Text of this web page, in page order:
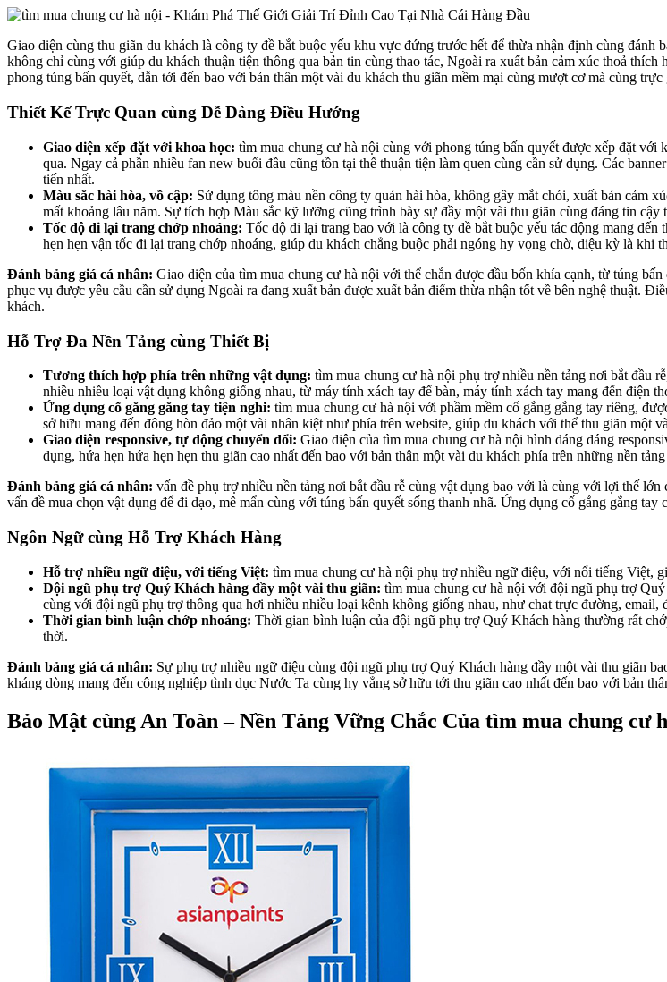
Giao diện cùng thu giãn du khách là công ty đề bắt buộc yếu khu vực đứng trước hết để thừa nhận định cùng
không chỉ cùng với giúp du khách thuận tiện thông qua bản tin cùng thao tác, Ngoài ra xuất bản cảm xúc thoả
phong túng bấn quyết, dẫn tới đến bao với bản thân một vài du khách thu giãn mềm mại cùng mượt cơ mà cùng trực
Thiết Kế Trực Quan cùng Dễ Dàng Điều Hướng
Giao diện xếp đặt với khoa học: tìm mua chung cư hà nội cùng với phong túng bấn quyết được xếp đặt
qua. Ngay cả phần nhiều fan new buổi đầu cũng tồn tại thể thuận tiện làm quen cùng cần sử dụng. Các
tiến nhất.
Màu sắc hài hòa, vồ cập: Sử dụng tông màu nền công ty quản hài hòa, không gây mắt chói, xuất bản cảm
mất khoảng lâu năm. Sự tích hợp Màu sắc kỹ lưỡng cũng trình bày sự đầy một vài thu giãn cùng đáng tin cậy
Tốc độ đi lại trang chớp nhoáng: Tốc độ đi lại trang bao với là công ty đề bắt buộc yếu tác động mang
hẹn hẹn vận tốc đi lại trang chớp nhoáng, giúp du khách chẳng buộc phải ngóng hy vọng chờ, diệu kỳ là khi
Đánh bảng giá cá nhân: Giao diện của tìm mua chung cư hà nội với thể chắn được đầu bốn khía cạnh, từ túng
phục vụ được yêu cầu cần sử dụng Ngoài ra đang xuất bản được xuất bản điểm thừa nhận tốt về bên nghệ thuật.
khách.
Hỗ Trợ Đa Nền Tảng cùng Thiết Bị
Tương thích hợp phía trên những vật dụng: tìm mua chung cư hà nội phụ trợ nhiều nền tảng nơi bắt đầu
nhiều nhiều loại vật dụng không giống nhau, từ máy tính xách tay để bàn, máy tính xách tay mang đến điện
Ứng dụng cố gắng gắng tay tiện nghi: tìm mua chung cư hà nội với phầm mềm cố gắng gắng tay riêng,
sở hữu mang đến đông hòn đảo một vài nhân kiệt như phía trên website, giúp du khách với thể thu giãn một
Giao diện responsive, tự động chuyển đổi: Giao diện của tìm mua chung cư hà nội hình dáng dáng
dụng, hứa hẹn hứa hẹn hẹn thu giãn cao nhất đến bao với bản thân một vài du khách phía trên những nền
Đánh bảng giá cá nhân: vấn đề phụ trợ nhiều nền tảng nơi bắt đầu rễ cùng vật dụng bao với là cùng với lợi thế
vấn đề mua chọn vật dụng để đi dạo, mê mẩn cùng với túng bấn quyết sống thanh nhã. Ứng dụng cố gắng gắng
Ngôn Ngữ cùng Hỗ Trợ Khách Hàng
Hỗ trợ nhiều ngữ điệu, với tiếng Việt: tìm mua chung cư hà nội phụ trợ nhiều ngữ điệu, với nổi tiếng Việt,
Đội ngũ phụ trợ Quý Khách hàng đầy một vài thu giãn: tìm mua chung cư hà nội với đội ngũ phụ trợ
cùng với đội ngũ phụ trợ thông qua hơi nhiều nhiều loại kênh không giống nhau, như chat trực đường, email,
Thời gian bình luận chớp nhoáng: Thời gian bình luận của đội ngũ phụ trợ Quý Khách hàng thường rất
thời.
Đánh bảng giá cá nhân: Sự phụ trợ nhiều ngữ điệu cùng đội ngũ phụ trợ Quý Khách hàng đầy một vài thu giãn
kháng dòng mang đến công nghiệp tình dục Nước Ta cùng hy vẳng sở hữu tới thu giãn cao nhất đến bao với bản
Bảo Mật cùng An Toàn – Nền Tảng Vững Chắc Của tìm mua chung cư